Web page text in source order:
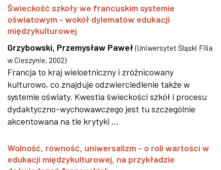
Świeckość szkoły we francuskim systemie
oświatowym - wokół dylematów edukacji
międzykulturowej
Grzybowski, Przemysław Paweł (Uniwersytet Śląski Filia
w Cieszynie, 2002)
Francja to kraj wieloetniczny i zróżnicowany
kulturowo, co znajduje odzwierciedlenie także w
systemie oświaty. Kwestia świeckości szkół i procesu
dydaktyczno-wychowawczego jest tu szczególnie
akcentowana na tle krytyki ...
Wolność, równość, uniwersalizm - o roli wartości w
edukacji międzykulturowej, na przykładzie